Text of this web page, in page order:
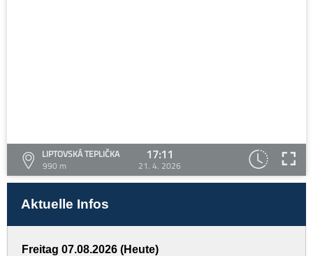
LIPTOVSKÁ TEPLIČKA
990 m
17:11
21. 4. 2026
Aktuelle Infos
Freitag 07.08.2026 (Heute)